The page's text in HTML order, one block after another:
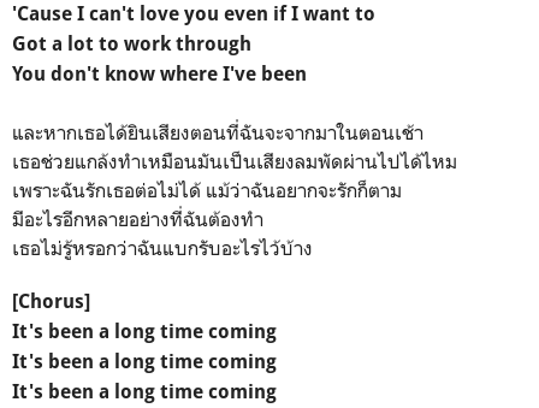
'Cause I can't love you even if I want to
Got a lot to work through
You don't know where I've been
และหากเธอได้ยินเสียงตอนที่ฉันจะจากมาในตอนเช้า
เธอช่วยแกล้งทำเหมือนมันเป็นเสียงลมพัดผ่านไปได้ไหม
เพราะฉันรักเธอต่อไม่ได้ แม้ว่าฉันอยากจะรักก็ตาม
มีอะไรอีกหลายอย่างที่ฉันต้องทำ
เธอไม่รู้หรอกว่าฉันแบกรับอะไรไว้บ้าง
[Chorus]
It's been a long time coming
It's been a long time coming
It's been a long time coming